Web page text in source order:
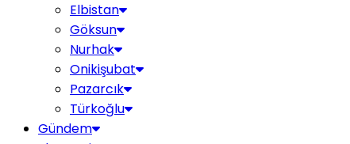
Elbistan
Göksun
Nurhak
Onikişubat
Pazarcık
Türkoğlu
Gündem